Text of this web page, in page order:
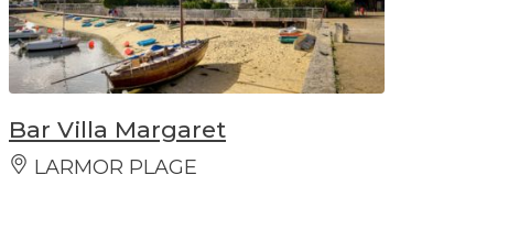
Bar Villa Margaret
LARMOR PLAGE